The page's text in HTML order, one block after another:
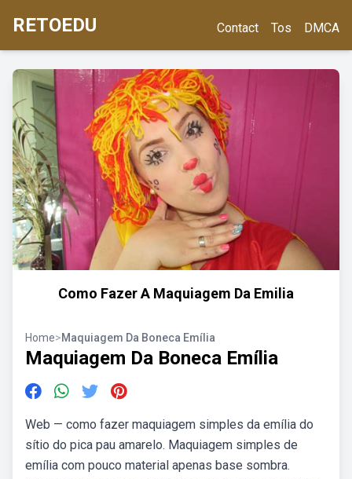
RETOEDU Contact Tos DMCA
Como Fazer A Maquiagem Da Emilia
Home>Maquiagem Da Boneca Emília
Maquiagem Da Boneca Emília
Web — como fazer maquiagem simples da emília do
sítio do pica pau amarelo. Maquiagem simples de
emília com pouco material apenas base sombra.